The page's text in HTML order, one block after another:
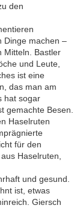
den
Dinge machen –
Mitteln. Bastler
und Leute,
ist eine
das man am
hat sogar
gemachte Besen.
Haselruten
für den
Haselruten,
und gesund.
ist, etwas
Giersch